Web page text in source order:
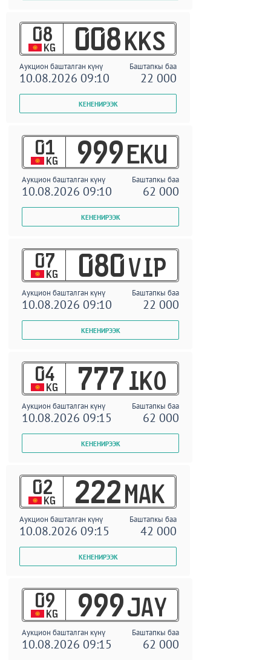
08
KG 008 KKS
Аукцион башталган күнү Баштапкы баа
10.08.2026 09:10 22 000
01
KG 999 EKU
Аукцион башталган күнү Баштапкы баа
10.08.2026 09:10 62 000
07
KG 080 VIP
Аукцион башталган күнү Баштапкы баа
10.08.2026 09:10 22 000
04
KG 777 IKO
Аукцион башталган күнү Баштапкы баа
10.08.2026 09:15 62 000
02
KG 222 MAK
Аукцион башталган күнү Баштапкы баа
10.08.2026 09:15 42 000
09
KG 999 JAY
Аукцион башталган күнү Баштапкы баа
10.08.2026 09:15 62 000